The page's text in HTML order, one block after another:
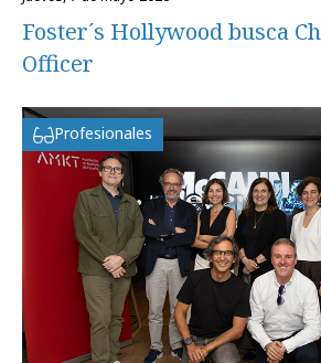
Foster´s Hollywood busca
Officer
Profesionales